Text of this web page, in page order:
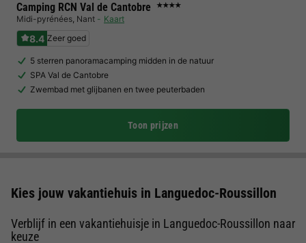
Camping RCN Val de Cantobre ★★★★
Midi-pyrénées, Nant Kaart
8.4 Zeer goed
5 sterren panoramacamping midden in de natuur
SPA Val de Cantobre
Zwembad met glijbanen en twee peuterbaden
Toon prijzen
Kies jouw vakantiehuis in Languedoc-Roussillon
Verblijf in een vakantiehuisje in Languedoc-Roussillon naar
keuze